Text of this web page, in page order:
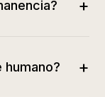
+
humano? +